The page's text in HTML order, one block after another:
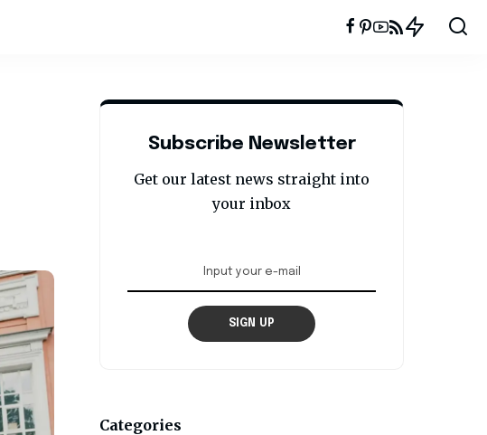
Subscribe Newsletter
Get our latest news straight into
your inbox
SIGN UP
Categories